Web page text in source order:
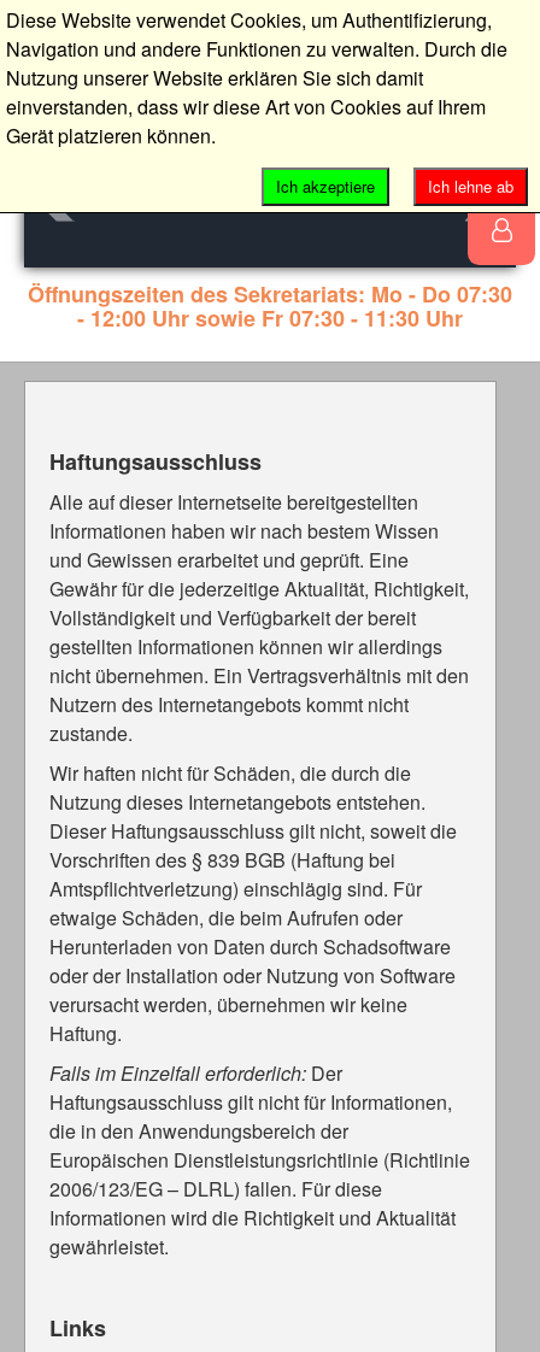
Öffnungszeiten des Sekretariats: Mo - Do 07:30
- 12:00 Uhr sowie Fr 07:30 - 11:30 Uhr
Haftungsausschluss
Alle auf dieser Internetseite bereitgestellten
Informationen haben wir nach bestem Wissen
und Gewissen erarbeitet und geprüft. Eine
Gewähr für die jederzeitige Aktualität, Richtigkeit,
Vollständigkeit und Verfügbarkeit der bereit
gestellten Informationen können wir allerdings
nicht übernehmen. Ein Vertragsverhältnis mit den
Nutzern des Internetangebots kommt nicht
zustande.
Wir haften nicht für Schäden, die durch die
Nutzung dieses Internetangebots entstehen.
Dieser Haftungsausschluss gilt nicht, soweit die
Vorschriften des § 839 BGB (Haftung bei
Amtspflichtverletzung) einschlägig sind. Für
etwaige Schäden, die beim Aufrufen oder
Herunterladen von Daten durch Schadsoftware
oder der Installation oder Nutzung von Software
verursacht werden, übernehmen wir keine
Haftung.
Falls im Einzelfall erforderlich: Der
Haftungsausschluss gilt nicht für Informationen,
die in den Anwendungsbereich der
Europäischen Dienstleistungsrichtlinie (Richtlinie
2006/123/EG – DLRL) fallen. Für diese
Informationen wird die Richtigkeit und Aktualität
gewährleistet.
Links
Diese Website verwendet Cookies, um Authentifizierung,
Navigation und andere Funktionen zu verwalten. Durch die
Nutzung unserer Website erklären Sie sich damit
einverstanden, dass wir diese Art von Cookies auf Ihrem
Gerät platzieren können.
Ich lehne ab
Ich akzeptiere